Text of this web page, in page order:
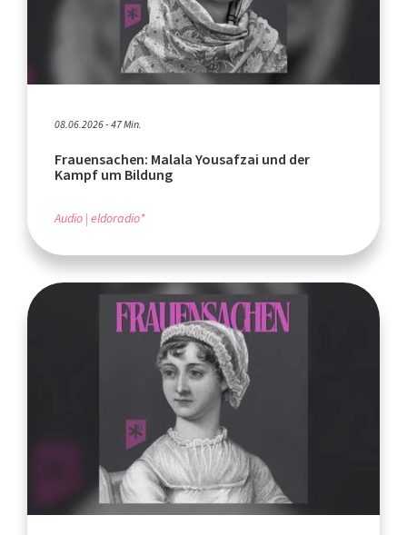
08.06.2026 - 47 Min.
Frauensachen: Malala Yousafzai und der
Kampf um Bildung
Audio eldoradio*